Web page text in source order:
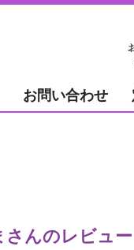
お問い合わせ
さんのレビュー